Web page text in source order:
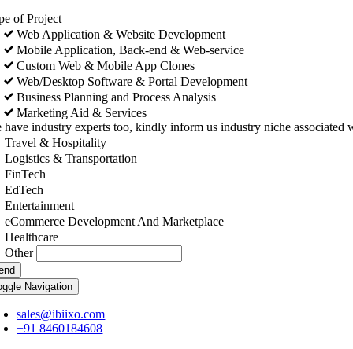
of Project
Web Application & Website Development
Mobile Application, Back-end & Web-service
Custom Web & Mobile App Clones
Web/Desktop Software & Portal Development
Business Planning and Process Analysis
Marketing Aid & Services
have industry experts too, kindly inform us industry niche associated
Travel & Hospitality
Logistics & Transportation
FinTech
EdTech
Entertainment
eCommerce Development And Marketplace
Healthcare
Other
Navigation
sales@ibiixo.com
+91 8460184608